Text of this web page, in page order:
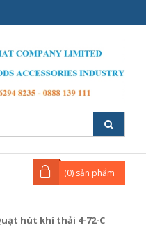
(0) sản phẩm
hút khí thải 4-72-C